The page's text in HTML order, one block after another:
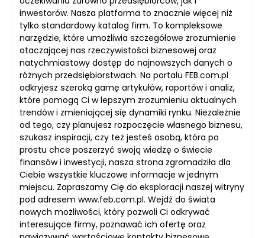
inwestorów. Nasza platforma to znacznie więcej niż
tylko standardowy katalog firm. To kompleksowe
narzędzie, które umożliwia szczegółowe zrozumienie
otaczającej nas rzeczywistości biznesowej oraz
natychmiastowy dostęp do najnowszych danych o
różnych przedsiębiorstwach. Na portalu FEB.com.pl
odkryjesz szeroką gamę artykułów, raportów i analiz,
które pomogą Ci w lepszym zrozumieniu aktualnych
trendów i zmieniającej się dynamiki rynku. Niezależnie
od tego, czy planujesz rozpoczęcie własnego biznesu,
szukasz inspiracji, czy też jesteś osobą, która po
prostu chce poszerzyć swoją wiedzę o świecie
finansów i inwestycji, nasza strona zgromadziła dla
Ciebie wszystkie kluczowe informacje w jednym
miejscu. Zapraszamy Cię do eksploracji naszej witryny
pod adresem www.feb.com.pl. Wejdź do świata
nowych możliwości, który pozwoli Ci odkrywać
interesujące firmy, poznawać ich ofertę oraz